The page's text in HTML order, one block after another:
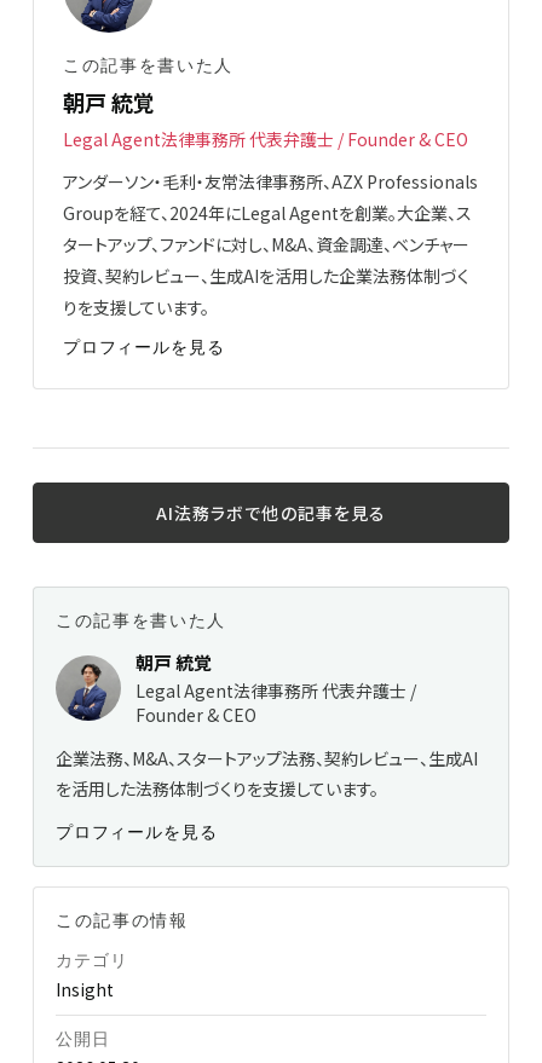
この記事を書いた人
朝戸 統覚
Legal Agent法律事務所 代表弁護士 / Founder & CEO
アンダーソン・毛利・友常法律事務所、AZX Professionals
Groupを経て、2024年にLegal Agentを創業。大企業、ス
タートアップ、ファンドに対し、M&A、資金調達、ベンチャー
投資、契約レビュー、生成AIを活用した企業法務体制づく
りを支援しています。
プロフィールを見る
AI法務ラボで他の記事を見る
この記事を書いた人
朝戸 統覚
Legal Agent法律事務所 代表弁護士 /
Founder & CEO
企業法務、M&A、スタートアップ法務、契約レビュー、生成AI
を活用した法務体制づくりを支援しています。
プロフィールを見る
この記事の情報
カテゴリ
Insight
公開日